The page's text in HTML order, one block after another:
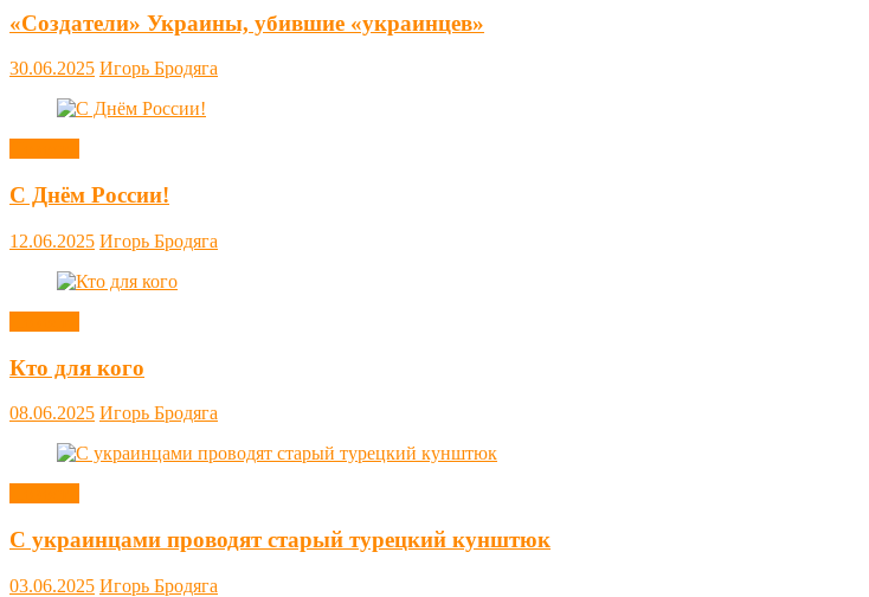
«Создатели» Украины, убившие «украинцев»
30.06.2025 Игорь Бродяга
С Днём России!
12.06.2025 Игорь Бродяга
Кто для кого
08.06.2025 Игорь Бродяга
С украинцами проводят старый турецкий кунштюк
03.06.2025 Игорь Бродяга